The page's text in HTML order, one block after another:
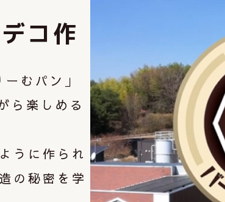
コ作
むパン」
ら楽しめる
うに作られ
の秘密を学